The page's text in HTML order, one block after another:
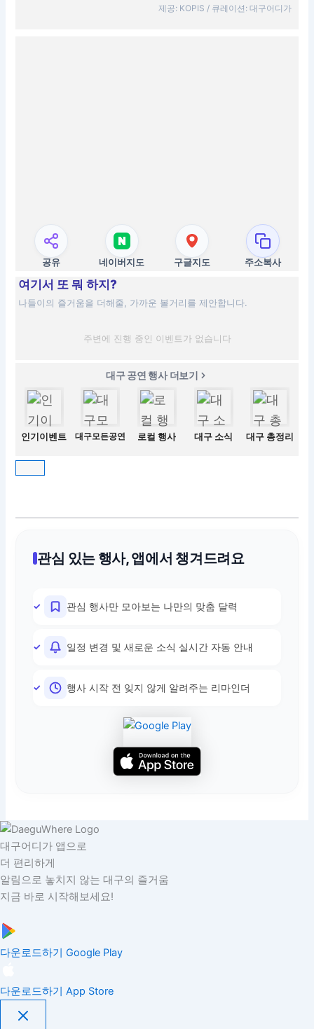
제공: KOPIS / 큐레이션: 대구어디가
공유 네이버지도 구글지도 주소복사
여기서 또 뭐 하지?
나들이의 즐거움을 더해줄, 가까운 볼거리를 제안합니다.
주변에 진행 중인 이벤트가 없습니다
대구 공연 행사 더보기
인기이벤트 대구모든공연 로컬 행사 대구 소식 대구 총정리
관심 있는 행사, 앱에서 챙겨드려요
관심 행사만 모아보는 나만의 맞춤 달력
일정 변경 및 새로운 소식 실시간 자동 안내
행사 시작 전 잊지 않게 알려주는 리마인더
대구어디가 앱으로
더 편리하게
알림으로 놓치지 않는 대구의 즐거움
지금 바로 시작해보세요!
다운로드하기 Google Play
다운로드하기 App Store